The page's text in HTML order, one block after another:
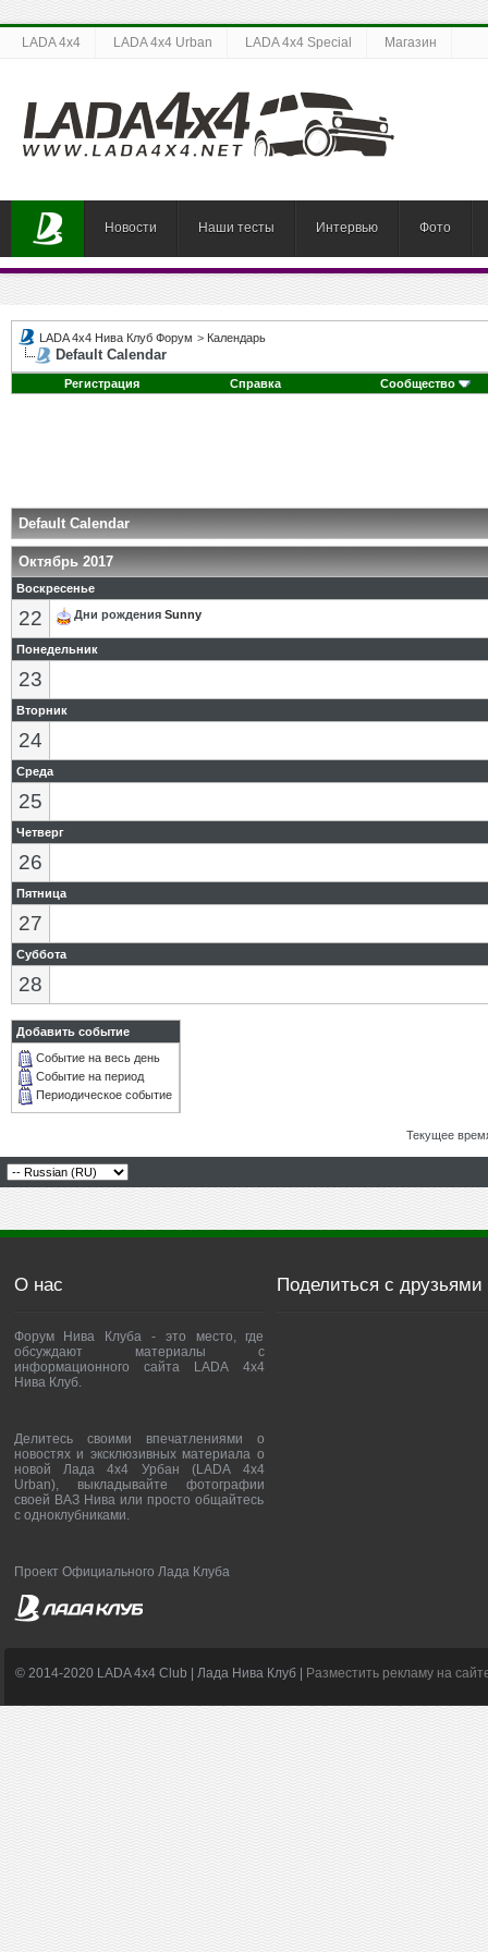
LADA 4x4 LADA 4x4 Urban LADA 4x4 Special Магазин
Новости Наши тесты Интервью Фото
LADA 4x4 Нива Клуб Форум > Календарь
Default Calendar
Регистрация Справка Сообщество
Default Calendar
Октябрь 2017
Воскресенье
22 Дни рождения Sunny
Понедельник
23
Вторник
24
Среда
25
Четверг
26
Пятница
27
Суббота
28
Добавить событие
Событие на весь день
Событие на период
Периодическое событие
Текущее
О нас
Форум Нива Клуба - это место, где
обсуждают материалы с
информационного сайта LADA 4x4
Нива Клуб.
Делитесь своими впечатлениями о
новостях и эксклюзивных материала о
новой Лада 4х4 Урбан (LADA 4x4
Urban), выкладывайте фотографии
своей ВАЗ Нива или просто общайтесь
с одноклубниками.
Проект Официального Лада Клуба
Поделиться с друзьями
© 2014-2020 LADA 4x4 Club | Лада Нива Клуб | Разместить рекламу на